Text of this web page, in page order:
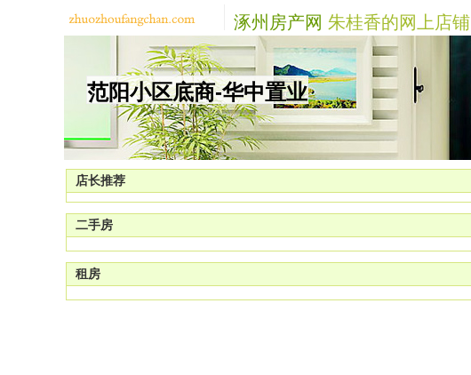
涿州房产网 朱桂香的网上店铺
范阳小区底商-华中置业
店长推荐
二手房
租房